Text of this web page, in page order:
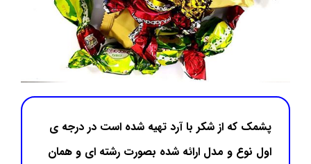
پشمک که از شکر با آرد تهیه شده است در درجه ی
اول نوع و مدل ارائه شده بصورت رشته ای و همان